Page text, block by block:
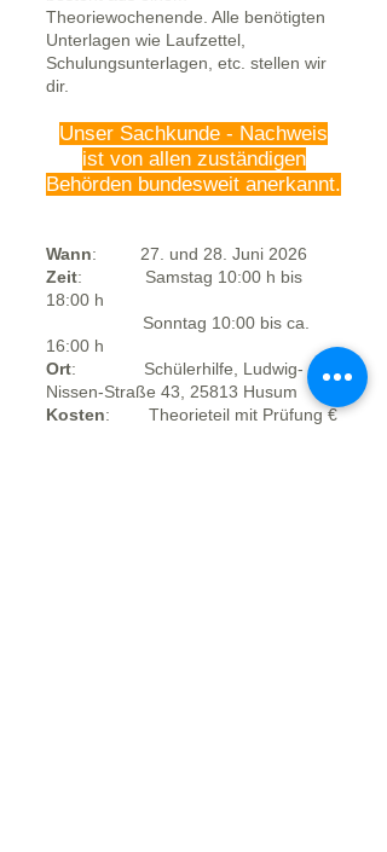
Theoriewochenende. Alle benötigten
Unterlagen wie Laufzettel,
Schulungsunterlagen, etc. stellen wir
dir.
Unser Sachkunde - Nachweis
ist von allen zuständigen
Behörden bundesweit anerkannt.
Wann: 27. und 28. Juni 2026
Zeit: Samstag 10:00 h bis
18:00 h
Sonntag 10:00 bis ca.
16:00 h
Ort: Schülerhilfe, Ludwig-
Nissen-Straße 43, 25813 Husum
Kosten: Theorieteil mit Prüfung €